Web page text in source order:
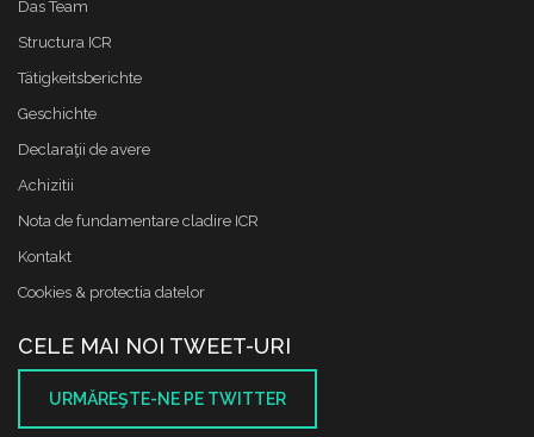
Das Team
Structura ICR
Tätigkeitsberichte
Geschichte
Declaraţii de avere
Achizitii
Nota de fundamentare cladire ICR
Kontakt
Cookies & protectia datelor
CELE MAI NOI TWEET-URI
URMĂREŞTE-NE PE TWITTER